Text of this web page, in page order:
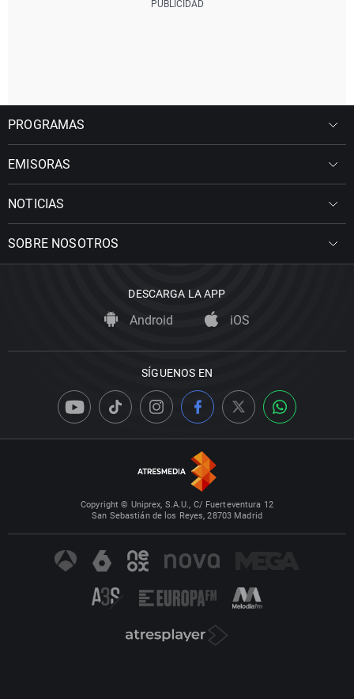
PROGRAMAS
EMISORAS
NOTICIAS
SOBRE NOSOTROS
DESCARGA LA APP
Android iOS
SÍGUENOS EN
Copyright © Uniprex, S.A.U., C/ Fuerteventura 12
San Sebastián de los Reyes, 28703 Madrid